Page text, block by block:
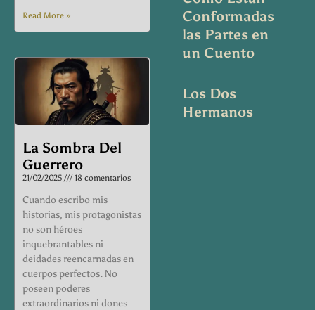
Read More »
La Sombra Del
Guerrero
21/02/2025 18 comentarios
Cuando escribo mis
historias, mis protagonistas
no son héroes
inquebrantables ni
deidades reencarnadas en
cuerpos perfectos. No
poseen poderes
extraordinarios ni dones
Conformadas
las Partes en
un Cuento
Los Dos
Hermanos